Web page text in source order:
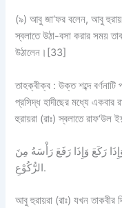
(৯) আবু জা‘ফর বলেন, আবু
স্বলাতে উঠা-বসা করার সময়
উঠালেন।[33]
তাহক্বীক্ব :উক্ত শব্দে বর্ণনাটি
প্রসিদ্ধ হাদীছের মধ্যে
হুরায়রা (রাঃ) স্বলাতে রাফ‘উল
رَكَعَ وَإِذَا رَفَعَ رَأْسَهُ مِنَ
الرُّكُوْعِ.
আবু হুরায়রা (রাঃ) যখন